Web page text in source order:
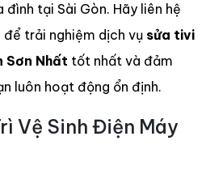
tại Sài Gòn. Hãy liên hệ
trải nghiệm dịch vụ sửa tivi
Sơn Nhất tốt nhất và đảm
luôn hoạt động ổn định.
Vệ Sinh Điện Máy